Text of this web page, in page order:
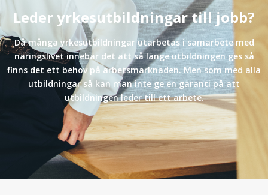
Leder yrkesutbildningar till jobb?
Då många yrkesutbildningar utarbetas i samarbete med
näringslivet innebär det att så länge utbildningen ges så
finns det ett behov på arbetsmarknaden. Men som med alla
utbildningar så kan man inte ge en garanti på att
utbildningen leder till ett arbete.